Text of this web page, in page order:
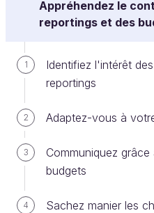
Appréhendez le
reportings et des
1
Identifiez l'intérêt
reportings
2 Adaptez-vous à
3
Communiquez
budgets
4 Sachez manier les